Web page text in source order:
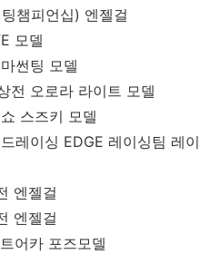
챔피언십) 엔젤걸
모델
썬팅 모델
전 오로라 라이트 모델
스즈키 모델
레이싱 EDGE 레이싱팀 레이
엔젤걸
엔젤걸
어카 포즈모델